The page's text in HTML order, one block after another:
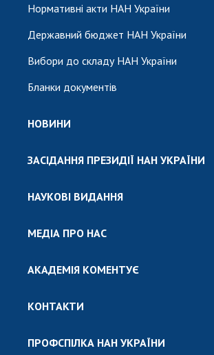
Нормативні акти НАН України
Державний бюджет НАН України
Вибори до складу НАН України
Бланки документів
НОВИНИ
ЗАСІДАННЯ ПРЕЗИДІЇ НАН УКРАЇНИ
НАУКОВІ ВИДАННЯ
МЕДІА ПРО НАС
АКАДЕМІЯ КОМЕНТУЄ
КОНТАКТИ
ПРОФСПІЛКА НАН УКРАЇНИ